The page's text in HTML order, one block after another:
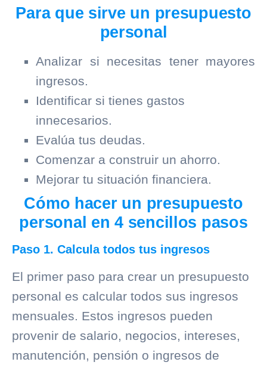
Para que sirve un presupuesto
personal
Analizar si necesitas tener mayores
ingresos.
Identificar si tienes gastos
innecesarios.
Evalúa tus deudas.
Comenzar a construir un ahorro.
Mejorar tu situación financiera.
Cómo hacer un presupuesto
personal en 4 sencillos pasos
Paso 1. Calcula todos tus ingresos
El primer paso para crear un presupuesto
personal es calcular todos sus ingresos
mensuales. Estos ingresos pueden
provenir de salario, negocios, intereses,
manutención, pensión o ingresos de